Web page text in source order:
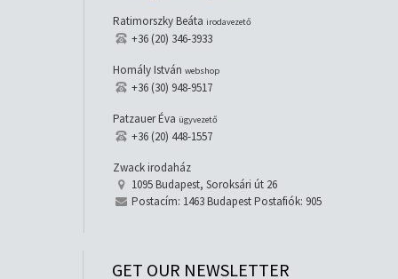
Ratimorszky Beáta irodavezető
+36 (20) 346-3933
Homály István webshop
+36 (30) 948-9517
Patzauer Éva ügyvezető
+36 (20) 448-1557
Zwack irodaház
1095 Budapest, Soroksári út 26
Postacím: 1463 Budapest Postafiók: 905
GET OUR NEWSLETTER